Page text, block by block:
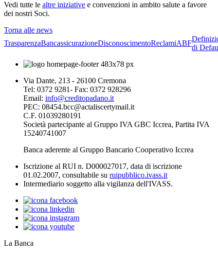
Vedi tutte le altre iniziative e convenzioni in ambito salute a favore
dei nostri Soci.
Torna alle news
TrasparenzaBancassicurazioneDisconoscimentoReclamiABF
di
Via Dante, 213 - 26100 Cremona
Tel: 0372 9281- Fax: 0372 928296
Email: info@creditopadano.it
PEC: 08454.bcc@actaliscertymail.it
C.F. 01039280191
Società partecipante al Gruppo IVA GBC Iccrea, Partita IVA
15240741007
Banca aderente al Gruppo Bancario Cooperativo Iccrea
Iscrizione al RUI n. D000027017, data di iscrizione
01.02.2007, consultabile su ruipubblico.ivass.it
Intermediario soggetto alla vigilanza dell'IVASS.
La Banca